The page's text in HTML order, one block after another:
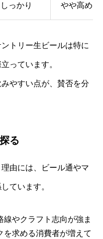
しっかり やや高め
トリー生ビールは特に
っています。
やすい点が、賛否を分
る
由には、ビール通やマ
ています。
やクラフト志向が強ま
を求める消費者が増えて